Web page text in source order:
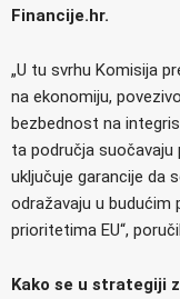
Financije.hr.
„U tu svrhu Komisija
na ekonomiju,
bezbednost na
ta područja suočavaju
uključuje garancije da
odražavaju u budućim
prioritetima EU“,
Kako se u strategiji